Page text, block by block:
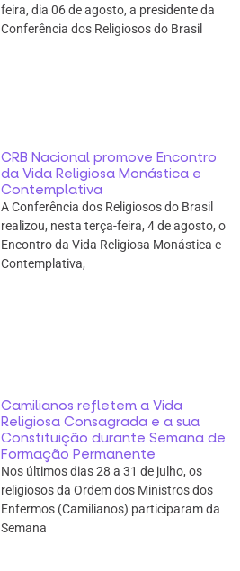
feira, dia 06 de agosto, a presidente da
Conferência dos Religiosos do Brasil
CRB Nacional promove Encontro
da Vida Religiosa Monástica e
Contemplativa
A Conferência dos Religiosos do Brasil
realizou, nesta terça-feira, 4 de agosto, o
Encontro da Vida Religiosa Monástica e
Contemplativa,
Camilianos refletem a Vida
Religiosa Consagrada e a sua
Constituição durante Semana de
Formação Permanente
Nos últimos dias 28 a 31 de julho, os
religiosos da Ordem dos Ministros dos
Enfermos (Camilianos) participaram da
Semana